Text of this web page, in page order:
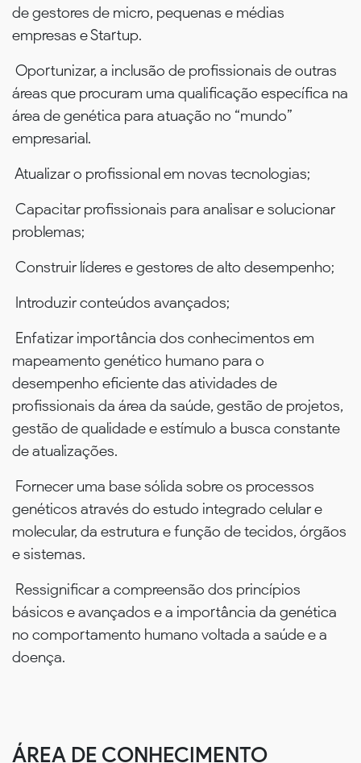
de gestores de micro, pequenas e médias
empresas e Startup.
Oportunizar, a inclusão de profissionais de outras
áreas que procuram uma qualificação específica na
área de genética para atuação no “mundo”
empresarial.
Atualizar o profissional em novas tecnologias;
Capacitar profissionais para analisar e solucionar
problemas;
Construir líderes e gestores de alto desempenho;
Introduzir conteúdos avançados;
Enfatizar importância dos conhecimentos em
mapeamento genético humano para o
desempenho eficiente das atividades de
profissionais da área da saúde, gestão de projetos,
gestão de qualidade e estímulo a busca constante
de atualizações.
Fornecer uma base sólida sobre os processos
genéticos através do estudo integrado celular e
molecular, da estrutura e função de tecidos, órgãos
e sistemas.
Ressignificar a compreensão dos princípios
básicos e avançados e a importância da genética
no comportamento humano voltada a saúde e a
doença.
ÁREA DE CONHECIMENTO